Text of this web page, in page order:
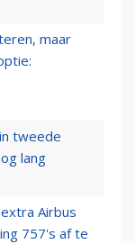
maar
tweede
lang
Airbus
757's af te